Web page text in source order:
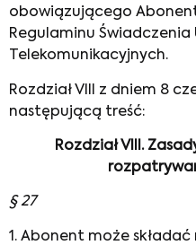
obowiązującego
Regulaminu Świadczenia
Telekomunikacyjnych.
Rozdział VIII z dniem 8
następującą treść:
Rozdział VIII.
§ 27
1. Abonent może